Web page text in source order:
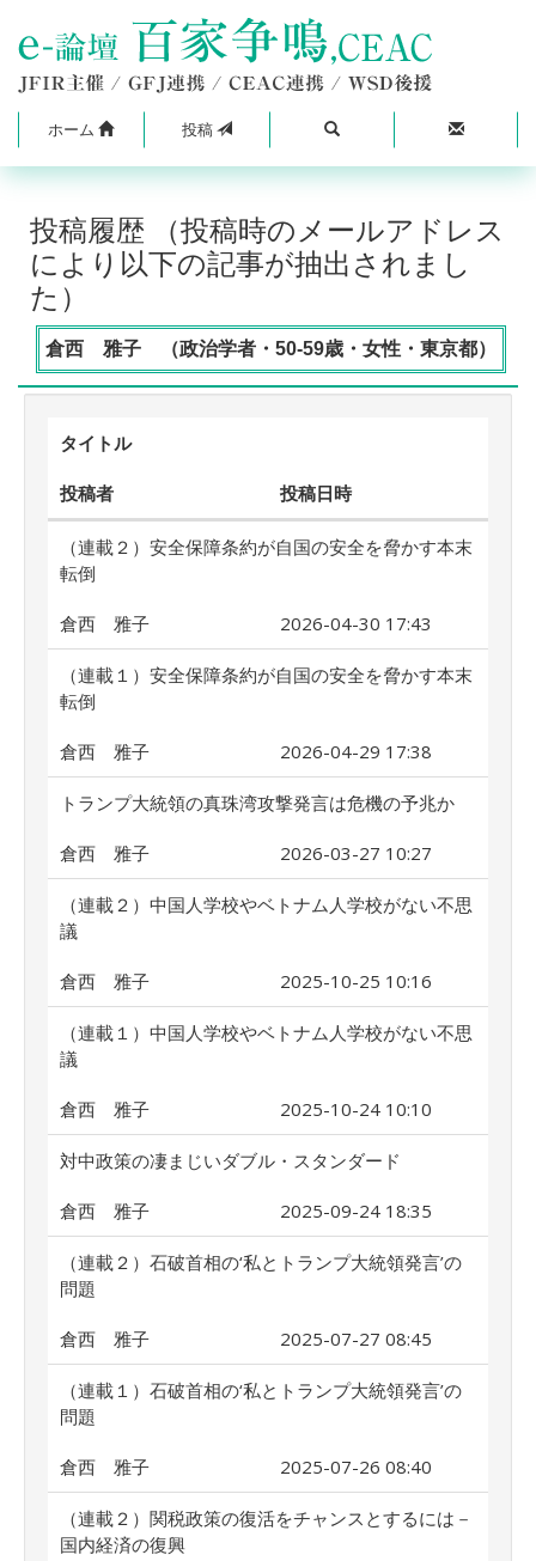
ホーム 投稿
投稿履歴 （投稿時のメールアドレス
により以下の記事が抽出されまし
た）
倉西 雅子 （政治学者・50-59歳・女性・東京都）
タイトル
投稿者 投稿日時
（連載２）安全保障条約が自国の安全を脅かす本末
転倒
倉西 雅子 2026-04-30 17:43
（連載１）安全保障条約が自国の安全を脅かす本末
転倒
倉西 雅子 2026-04-29 17:38
トランプ大統領の真珠湾攻撃発言は危機の予兆か
倉西 雅子 2026-03-27 10:27
（連載２）中国人学校やベトナム人学校がない不思
議
倉西 雅子 2025-10-25 10:16
（連載１）中国人学校やベトナム人学校がない不思
議
倉西 雅子 2025-10-24 10:10
対中政策の凄まじいダブル・スタンダード
倉西 雅子 2025-09-24 18:35
（連載２）石破首相の‘私とトランプ大統領発言’の
問題
倉西 雅子 2025-07-27 08:45
（連載１）石破首相の‘私とトランプ大統領発言’の
問題
倉西 雅子 2025-07-26 08:40
（連載２）関税政策の復活をチャンスとするには－
国内経済の復興